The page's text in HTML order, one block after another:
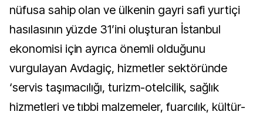
nüfusa sahip olan ve ülkenin gayri safi yurtiçi
hasılasının yüzde 31’ini oluşturan İstanbul
ekonomisi için ayrıca önemli olduğunu
vurgulayan Avdagiç, hizmetler sektöründe
‘servis taşımacılığı, turizm-otelcilik, sağlık
hizmetleri ve tıbbi malzemeler, fuarcılık, kültür-